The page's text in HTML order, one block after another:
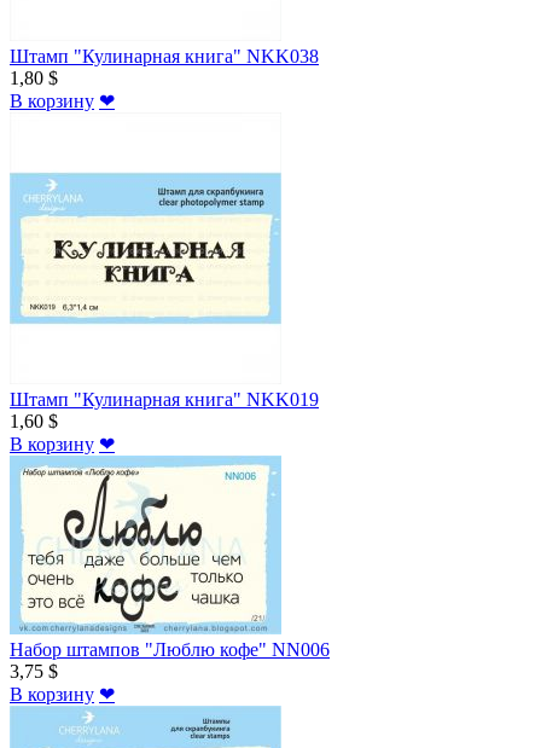
Штамп "Кулинарная книга" NKK038
1,80 $
В корзину ❤
Штамп "Кулинарная книга" NKK019
1,60 $
В корзину ❤
Набор штампов "Люблю кофе" NN006
3,75 $
В корзину ❤